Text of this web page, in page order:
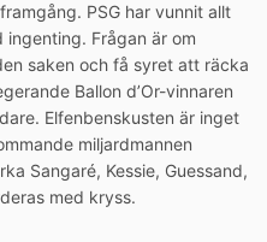
PSG har vunnit allt
ingenting. Frågan är om
saken och få syret att räcka
Ballon d’Or-vinnaren
Elfenbenskusten är inget
miljardmannen
Sangaré, Kessie, Guessand,
med kryss.